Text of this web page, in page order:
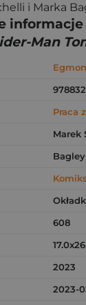
i Marka
Man
Praca
Marek
608
2023
2023-